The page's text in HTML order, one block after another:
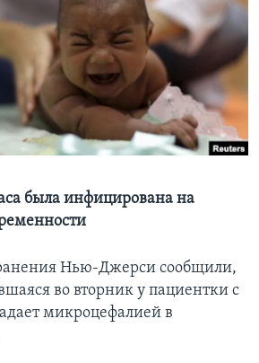
была инфицирована на
Нью-Джерси сообщили,
во вторник у пациентки с
микроцефалией в